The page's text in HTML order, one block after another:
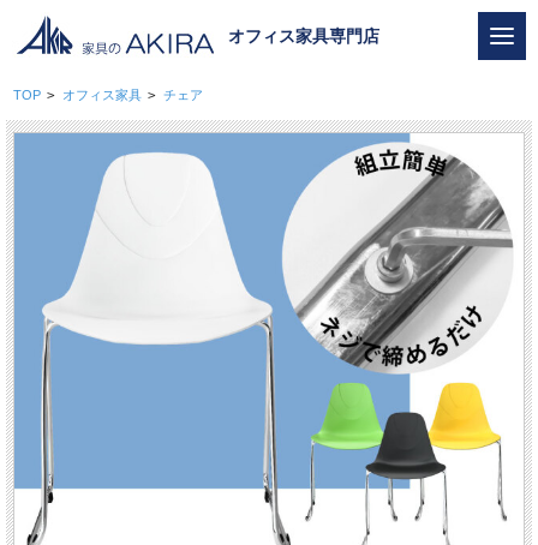
オフィス家具専門店
TOP > オフィス家具 > チェア